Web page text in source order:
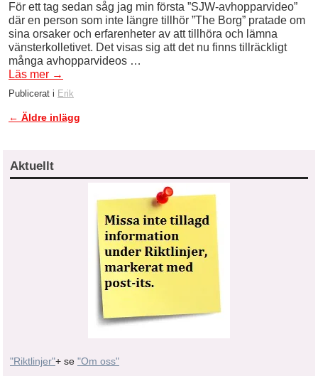
För ett tag sedan såg jag min första ”SJW-avhopparvideo”
där en person som inte längre tillhör ”The Borg” pratade om
sina orsaker och erfarenheter av att tillhöra och lämna
vänsterkolletivet. Det visas sig att det nu finns tillräckligt
många avhopparvideos …
Läs mer →
Publicerat i Erik
Inläggsnavigering
← Äldre inlägg
Aktuellt
"Riktlinjer"+ se "Om oss"